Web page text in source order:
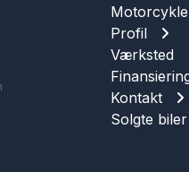
Profil
Værksted
Kontakt
Solgte biler